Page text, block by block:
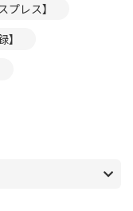
レス】